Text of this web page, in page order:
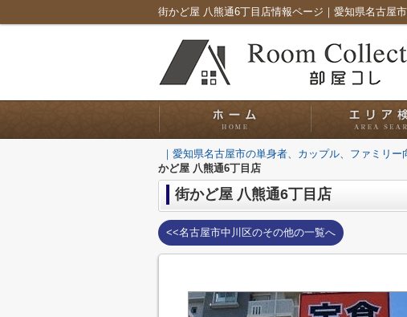
｜愛知県名古屋市の単身者、カップル、ファミリー
かど屋 八熊通6丁目店
街かど屋 八熊通6丁目店
<<名古屋市中川区のその他の一覧へ